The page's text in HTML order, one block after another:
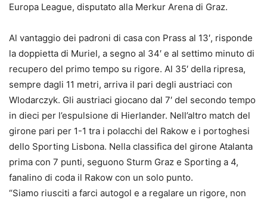
Europa League, disputato alla Merkur Arena di Graz.
Al vantaggio dei padroni di casa con Prass al 13′, risponde
la doppietta di Muriel, a segno al 34′ e al settimo minuto di
recupero del primo tempo su rigore. Al 35′ della ripresa,
sempre dagli 11 metri, arriva il pari degli austriaci con
Wlodarczyk. Gli austriaci giocano dal 7′ del secondo tempo
in dieci per l’espulsione di Hierlander. Nell’altro match del
girone pari per 1-1 tra i polacchi del Rakow e i portoghesi
dello Sporting Lisbona. Nella classifica del girone Atalanta
prima con 7 punti, seguono Sturm Graz e Sporting a 4,
fanalino di coda il Rakow con un solo punto.
“Siamo riusciti a farci autogol e a regalare un rigore, non